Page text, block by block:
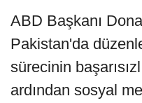
ABD Başkanı
Pakistan'da
sürecinin
ardından sosyal